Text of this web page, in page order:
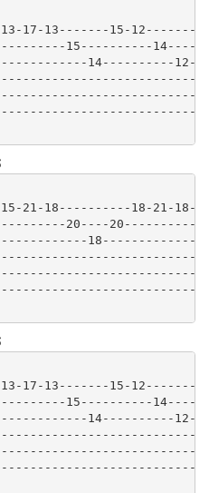
17-13-------15-12-------|
15----------14----|
14----------12-|
|
|
|
21-18----------18-21-18-|
20----20----------|
18-------------|
|
|
|
17-13-------15-12-------|
15----------14----|
14----------12-|
|
|
|